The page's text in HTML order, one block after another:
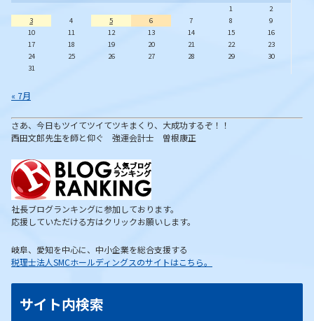
1
2
3
4 5 6 7 8
9
10
11 12 13 14 15
16
17
18 19 20 21 22
23
24
25 26 27 28 29
30
31
« 7月
さあ、今日もツイてツイてツキまくり、大成功するぞ！！
西田文郎先生を師と仰ぐ 強運会計士 曽根康正
社長ブログランキングに参加しております。
応援していただける方はクリックお願いします。
岐阜、愛知を中心に、中小企業を総合支援する
税理士法人SMCホールディングスのサイトはこちら。
サイト内検索